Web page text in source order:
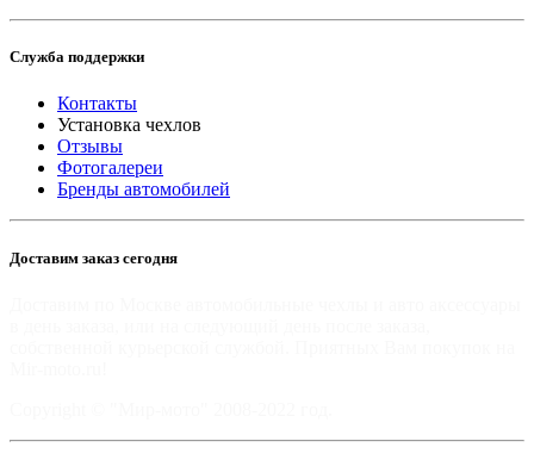
Служба поддержки
Контакты
Установка чехлов
Отзывы
Фотогалереи
Бренды автомобилей
Доставим заказ сегодня